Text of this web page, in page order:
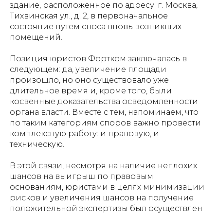
здание, расположенное по адресу: г. Москва,
Тихвинская ул., д. 2, в первоначальное
состояние путем сноса вновь возникших
помещений.
Позиция юристов Фортком заключалась в
следующем: да, увеличение площади
произошло, но оно существовало уже
длительное время и, кроме того, были
косвенные доказательства осведомленности
органа власти. Вместе с тем, напоминаем, что
по таким категориям споров важно провести
комплексную работу: и правовую, и
техническую.
В этой связи, несмотря на наличие неплохих
шансов на выигрыш по правовым
основаниям, юристами в целях минимизации
рисков и увеличения шансов на получение
положительной экспертизы был осуществлен